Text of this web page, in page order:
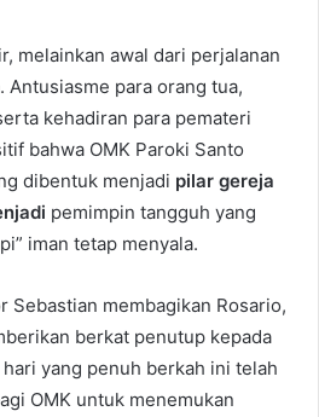
melainkan awal dari perjalanan
Antusiasme para orang tua,
kehadiran para pemateri
bahwa OMK Paroki Santo
dibentuk menjadi pilar gereja
pemimpin tangguh yang
iman tetap menyala.
Sebastian membagikan Rosario,
berkat penutup kepada
hari yang penuh berkah ini telah
OMK untuk menemukan